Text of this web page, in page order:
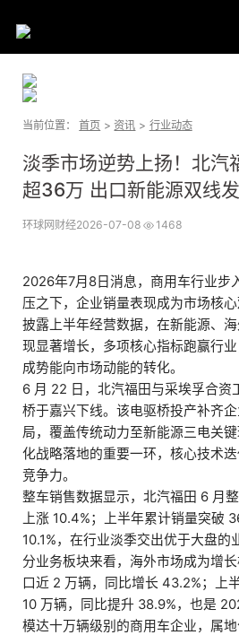
当前位置：首页 > 资讯 > 行业动态
淡季市场逆势上扬！北汽
超36万 出口新能源双线
环球网财经2026-07-08 1468
2026年7月8日消息，商用车行业步
压之下，企业销量表现成为市场核
披露上半年经营数据，在新能源、
现显著增长，多项核心指标跑赢行
成势能向市场动能的转化。
6 月 22 日，北汽福田与采埃孚合资
桥于嘉兴下线。该电驱桥投产补齐
局，覆盖传统动力至新能源三电关
化战略落地的重要一环，核心技术
竞争力。
整车销售数据显示，北汽福田 6 月
上涨 10.4%；上半年累计销量突破
10.1%，在行业淡季交出优于大盘的
分业务板块来看，海外市场成为增
口近 2 万辆，同比增长 43.2%；上
10 万辆，同比提升 38.9%，也是
模达十万辆级别的商用车企业，属